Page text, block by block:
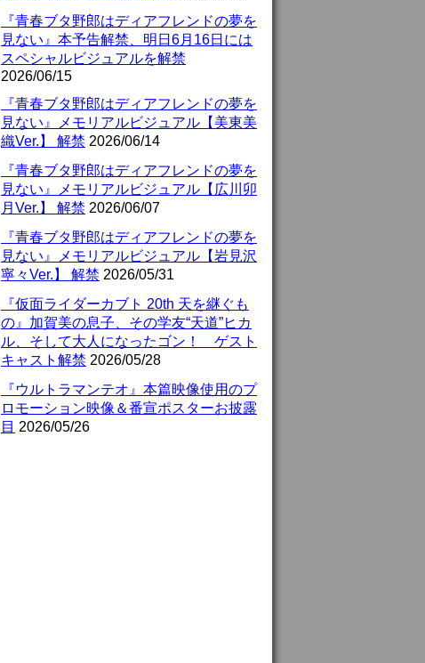
『青春ブタ野郎はディアフレンドの夢を
見ない』本予告解禁、明日6月16日には
スペシャルビジュアルを解禁
2026/06/15
『青春ブタ野郎はディアフレンドの夢を
見ない』メモリアルビジュアル【美東美
織Ver.】 解禁 2026/06/14
『青春ブタ野郎はディアフレンドの夢を
見ない』メモリアルビジュアル【広川卯
月Ver.】 解禁 2026/06/07
『青春ブタ野郎はディアフレンドの夢を
見ない』メモリアルビジュアル【岩見沢
寧々Ver.】 解禁 2026/05/31
『仮面ライダーカブト 20th 天を継ぐも
の』加賀美の息子、その学友“天道”ヒカ
ル、そして大人になったゴン！ ゲスト
キャスト解禁 2026/05/28
『ウルトラマンテオ』本篇映像使用のプ
ロモーション映像＆番宣ポスターお披露
目 2026/05/26